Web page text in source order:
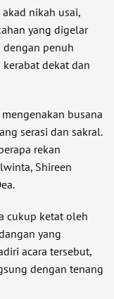
nikah usai,
yang digelar
dengan penuh
dekat dan
busana
serasi dan sakral.
rekan
Shireen
cukup ketat oleh
yang
acara tersebut,
dengan tenang